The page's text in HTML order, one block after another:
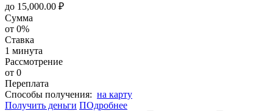
до 15,000.00 ₽
Сумма
от 0%
Ставка
1 минута
Рассмотрение
от 0
Переплата
Cпособы получения: на карту
Получить деньги ПОдробнее